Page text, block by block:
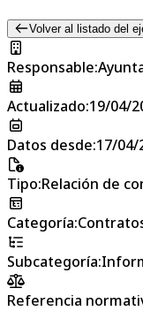
Volver al listado del
Responsable:
Actualizado:19/04/
Datos desde:17/04/
Tipo:Relación de
Categoría:
Subcategoría:
Referencia